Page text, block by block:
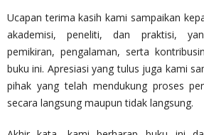
Ucapan terima kasih kami sampaikan
akademisi, peneliti, dan praktisi,
pemikiran, pengalaman, serta
buku ini. Apresiasi yang tulus juga kami
pihak yang telah mendukung proses
secara langsung maupun tidak langsung.